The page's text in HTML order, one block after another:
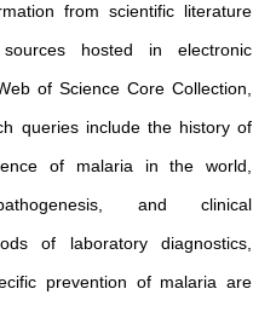
from scientific literature
hosted in electronic
of Science Core Collection,
queries include the history of
of malaria in the world,
and clinical
of laboratory diagnostics,
prevention of malaria are